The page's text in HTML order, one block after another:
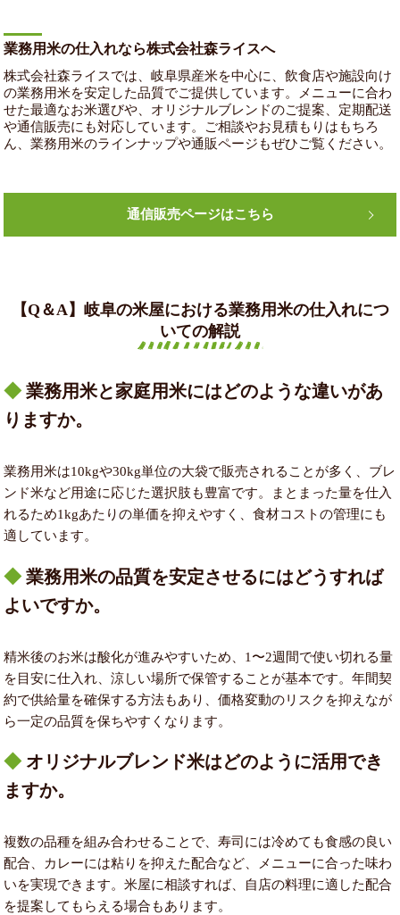
業務用米の仕入れなら株式会社森ライスへ
株式会社森ライスでは、岐阜県産米を中心に、飲食店や施設向け
の業務用米を安定した品質でご提供しています。メニューに合わ
せた最適なお米選びや、オリジナルブレンドのご提案、定期配送
や通信販売にも対応しています。ご相談やお見積もりはもちろ
ん、業務用米のラインナップや通販ページもぜひご覧ください。
通信販売ページはこちら
【Q＆A】岐阜の米屋における業務用米の仕入れにつ
いての解説
業務用米と家庭用米にはどのような違いがあ
りますか。
業務用米は10kgや30kg単位の大袋で販売されることが多く、ブレ
ンド米など用途に応じた選択肢も豊富です。まとまった量を仕入
れるため1kgあたりの単価を抑えやすく、食材コストの管理にも
適しています。
業務用米の品質を安定させるにはどうすれば
よいですか。
精米後のお米は酸化が進みやすいため、1〜2週間で使い切れる量
を目安に仕入れ、涼しい場所で保管することが基本です。年間契
約で供給量を確保する方法もあり、価格変動のリスクを抑えなが
ら一定の品質を保ちやすくなります。
オリジナルブレンド米はどのように活用でき
ますか。
複数の品種を組み合わせることで、寿司には冷めても食感の良い
配合、カレーには粘りを抑えた配合など、メニューに合った味わ
いを実現できます。米屋に相談すれば、自店の料理に適した配合
を提案してもらえる場合もあります。